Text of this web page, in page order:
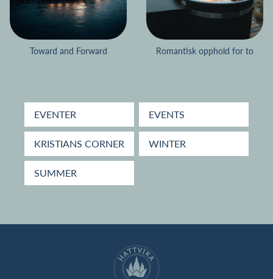
Toward and Forward Romantisk opphold for to
EVENTER EVENTS
KRISTIANS CORNER WINTER
SUMMER